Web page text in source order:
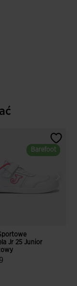
Barefoot
Barefoot
Jr 25 Junior